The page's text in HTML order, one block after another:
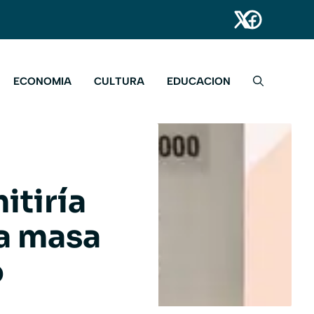
ECONOMIA CULTURA EDUCACION
masa